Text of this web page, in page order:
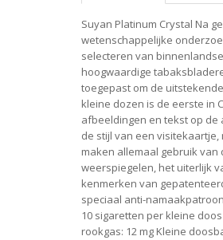
Suyan Platinum Crystal Na
wetenschappelijke
selecteren van
hoogwaardige
toegepast om de
kleine dozen is de eerste in
afbeeldingen en tekst op
de stijl van een
maken allemaal gebruik
weerspiegelen, het uiterlijk
kenmerken van
speciaal anti-
10 sigaretten per kleine
rookgas: 12 mg Kleine